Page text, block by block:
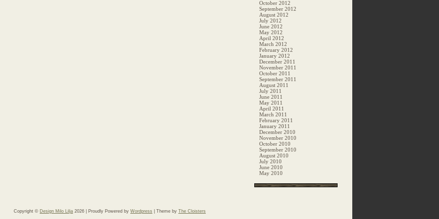
October 2012
September 2012
August 2012
July 2012
June 2012
May 2012
April 2012
March 2012
February 2012
January 2012
December 2011
November 2011
October 2011
September 2011
August 2011
July 2011
June 2011
May 2011
April 2011
March 2011
February 2011
January 2011
December 2010
November 2010
October 2010
September 2010
August 2010
July 2010
June 2010
May 2010
Copyright © Design Milo Lilja 2026 | Proudly Powered by Wordpress | Theme by The Cloisters